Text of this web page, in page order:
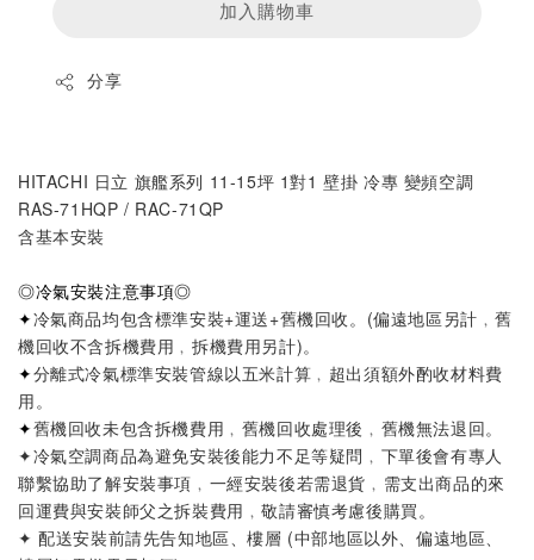
加入購物車
分享
HITACHI 日立 旗艦系列 11-15坪 1對1 壁掛 冷專 變頻空調
RAS-71HQP / RAC-71QP
含基本安裝
◎冷氣安裝注意事項◎
✦冷氣商品均包含標準安裝+運送+舊機回收。 (偏遠地區另計﹐舊
機回收不含拆機費用﹐拆機費用另計)。
✦分離式冷氣標準安裝管線以五米計算 ﹐超出須額外酌收材料費
用。
✦舊機回收未包含拆機費用﹐舊機回收處理後﹐舊機無法退回。
✦冷氣空調商品為避免安裝後能力不足等疑問 ﹐ 下單後會有專人
聯繫協助了解安裝事項 ﹐ 一經安裝後若需退貨 ﹐ 需支出商品的來
回運費與安裝師父之拆裝費用 ﹐敬請審慎考慮後購買。
✦ 配送安裝前請先告知地區、樓層 (中部地區以外、偏遠地區、